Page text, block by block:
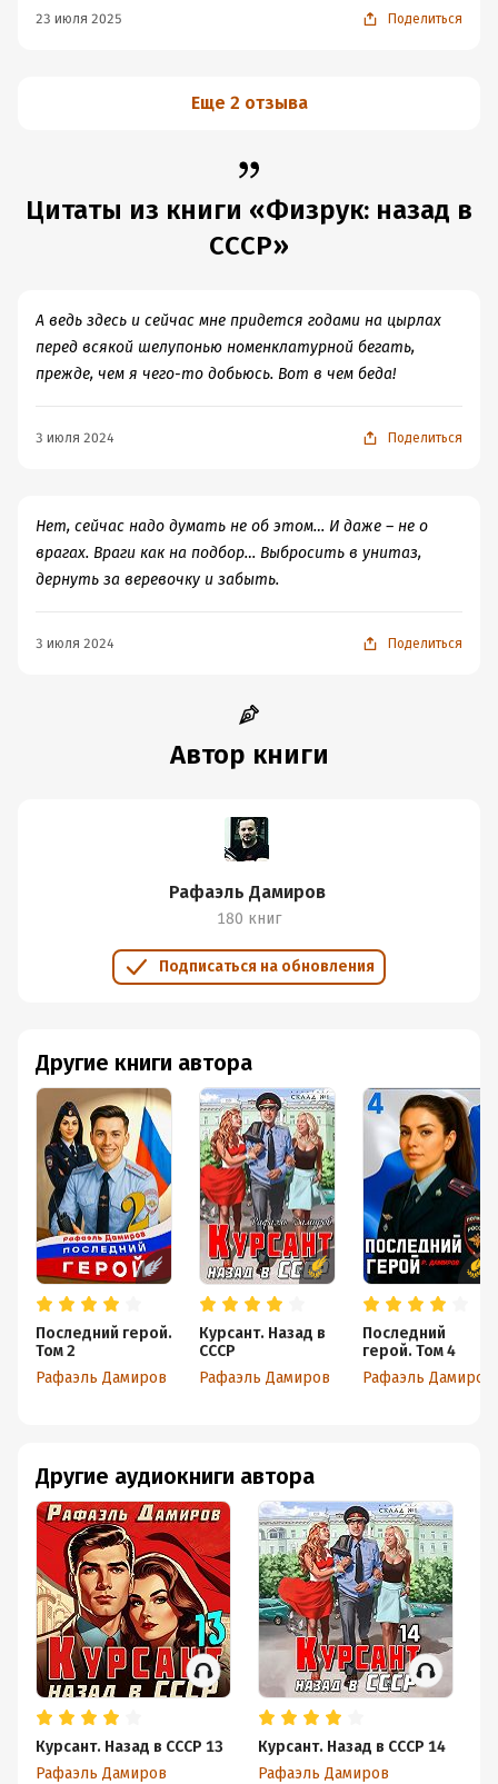
23 июля 2025 Поделиться
Еще 2 отзыва
Цитаты из книги «Физрук: назад в
СССР»
А ведь здесь и сейчас мне придется годами на цырлах
перед всякой шелупонью номенклатурной бегать,
прежде, чем я чего-то добьюсь. Вот в чем беда!
3 июля 2024 Поделиться
Нет, сейчас надо думать не об этом… И даже – не о
врагах. Враги как на подбор… Выбросить в унитаз,
дернуть за веревочку и забыть.
3 июля 2024 Поделиться
Автор книги
Рафаэль Дамиров
180 книг
Подписаться на обновления
Другие книги автора
Последний герой.
Том 2
Рафаэль Дамиров
Курсант. Назад в
СССР
Рафаэль Дамиров
Последний
герой. Том 4
Рафаэль Дамиров
Другие аудиокниги автора
Курсант. Назад в СССР 13
Рафаэль Дамиров
Курсант. Назад в СССР 14
Рафаэль Дамиров